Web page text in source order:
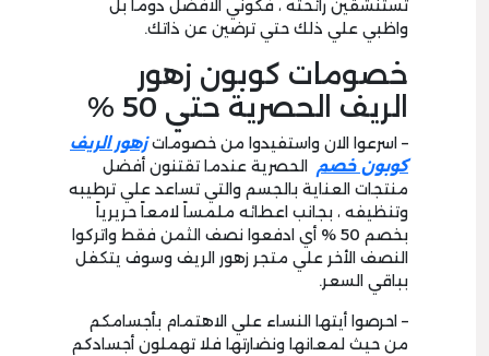
تستنشقين رائحته ، فكوني الافضل دوماً بل
واظبي علي ذلك حتي ترضين عن ذاتك.
خصومات كوبون زهور
الريف الحصرية حتي 50 %
– اسرعوا الان واستفيدوا من خصوماتزهور الريف
كوبون خصم الحصرية عندما تقتنون أفضل
منتجات العناية بالجسم والتي تساعد علي ترطيبه
وتنظيفه ، بجانب اعطائه ملمساً لامعاً حريرياً
بخصم 50 % أي ادفعوا نصف الثمن فقط واتركوا
النصف الأخر علي متجر زهور الريف وسوف يتكفل
بباقي السعر.
– احرصوا أيتها النساء علي الاهتمام بأجسامكم
من حيث لمعانها ونضارتها فلا تهملون أجسادكم